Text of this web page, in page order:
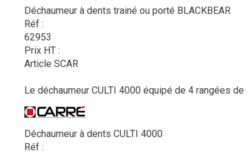
Déchaumeur à dents trainé ou porté BLACKBEAR
Réf :
62953
Prix HT :
Article SCAR
Le déchaumeur CULTI 4000 équipé de 4 rangées
Déchaumeur à dents CULTI 4000
Réf :